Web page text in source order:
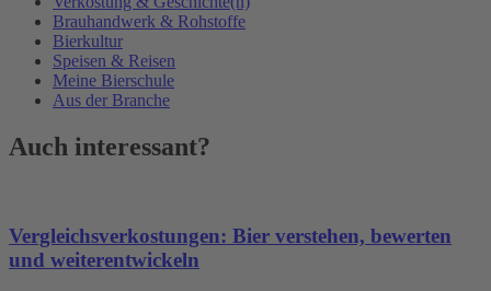
Brauhandwerk & Rohstoffe
Bierkultur
Speisen & Reisen
Meine Bierschule
Aus der Branche
Auch interessant?
Vergleichsverkostungen: Bier verstehen, bewerten
und weiterentwickeln